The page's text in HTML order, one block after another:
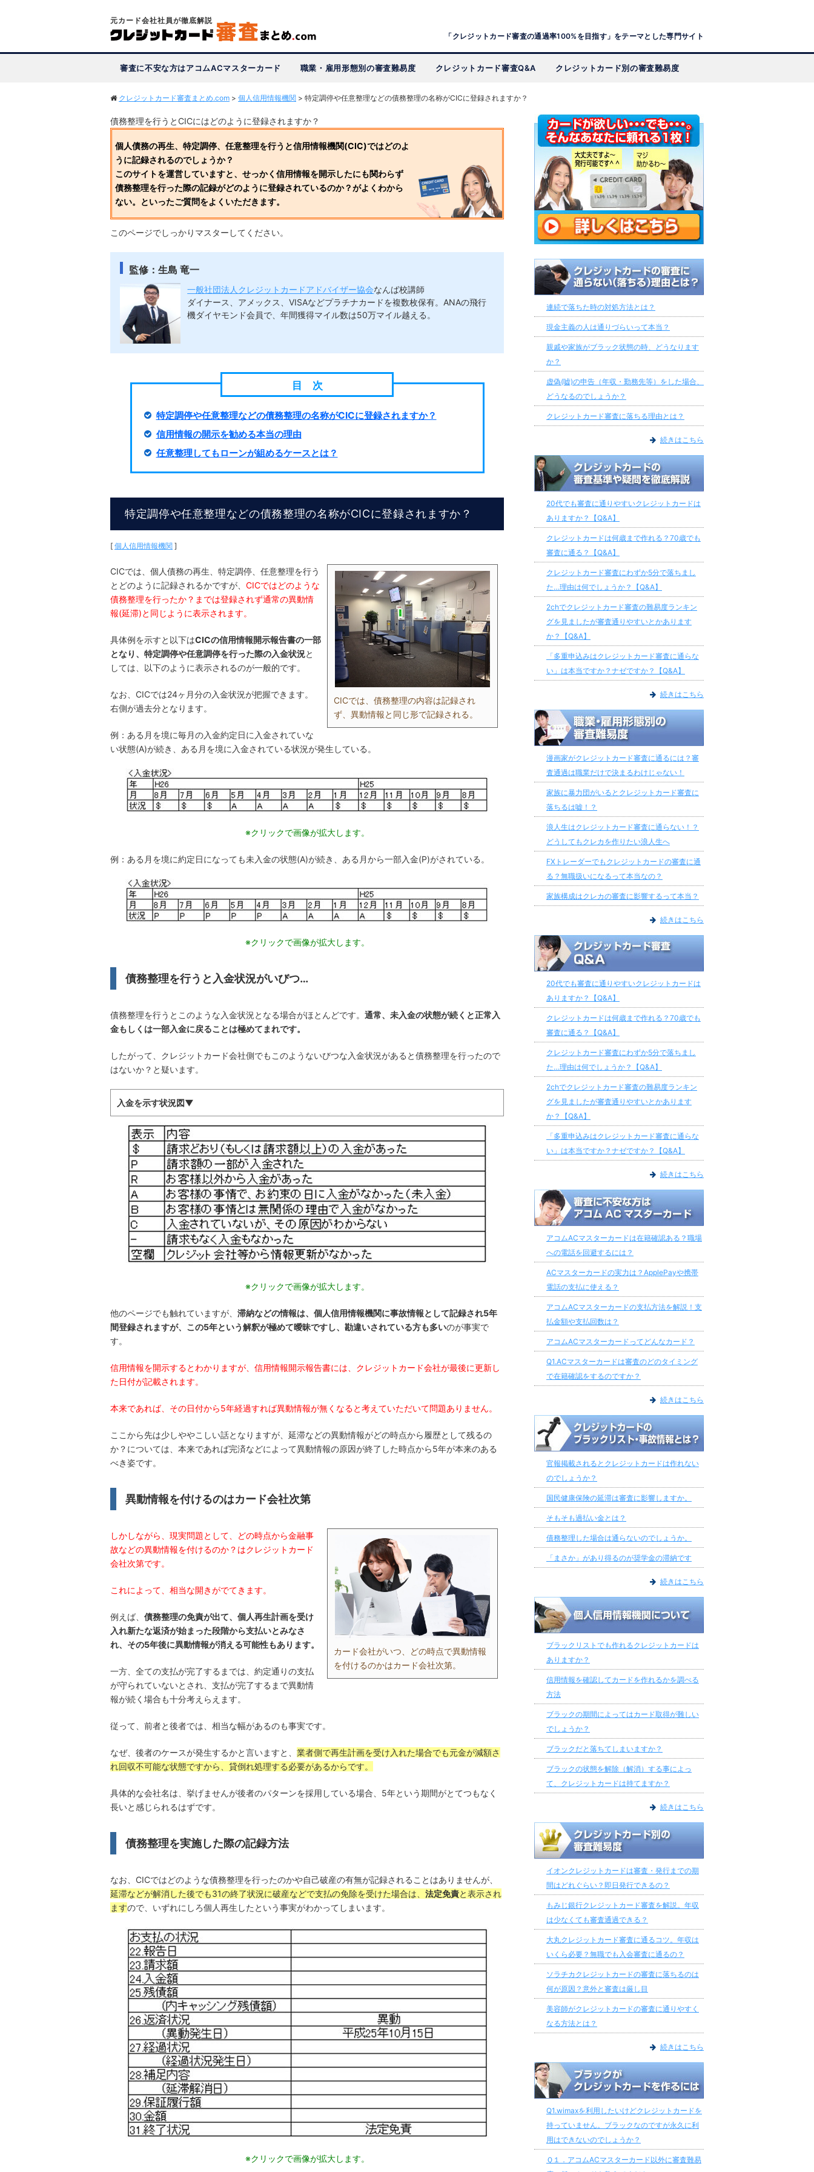
元カード会社社員が徹底解説
「クレジットカード審査の通過率100%を目指す」をテーマとした専門サイト
審査に不安な方はアコムACマスターカード 職業・雇用形態別の審査難易度 クレジットカード審査Q&A クレジットカード別の審査難易度
クレジットカード審査まとめ.com > 個人信用情報機関 > 特定調停や任意整理などの債務整理の名称がCICに登録されますか？
債務整理を行うとCICにはどのように登録されますか？
個人債務の再生、特定調停、任意整理を行うと信用情報機関(CIC)ではどのよ
うに記録されるのでしょうか？
このサイトを運営していますと、せっかく信用情報を開示したにも関わらず
債務整理を行った際の記録がどのように登録されているのか？がよくわから
ない。といったご質問をよくいただきます。
このページでしっかりマスターしてください。
監修：生島 竜一
一般社団法人クレジットカードアドバイザー協会なんば校講師
ダイナース、アメックス、VISAなどプラチナカードを複数枚保有。ANAの飛行
機ダイヤモンド会員で、年間獲得マイル数は50万マイル越える。
特定調停や任意整理などの債務整理の名称がCICに登録されますか？
信用情報の開示を勧める本当の理由
任意整理してもローンが組めるケースとは？
特定調停や任意整理などの債務整理の名称がCICに登録されますか？
[ 個人信用情報機関 ]
CICでは、債務整理の内容は記録され
ず、異動情報と同じ形で記録される。
CICでは、個人債務の再生、特定調停、任意整理を行う
とどのように記録されるかですが、 CICではどのような
債務整理を行ったか？までは登録されず通常の異動情
報(延滞)と同じように表示されます。
具体例を示すと以下はCICの信用情報開示報告書の一部
となり、特定調停や任意調停を行った際の入金状況と
しては、以下のように表示されるのが一般的です。
なお、CICでは24ヶ月分の入金状況が把握できます。
右側が過去分となります。
例：ある月を境に毎月の入金約定日に入金されていな
い状態(A)が続き、ある月を境に入金されている状況が発生している。
※クリックで画像が拡大します。
例：ある月を境に約定日になっても未入金の状態(A)が続き、ある月から一部入金(P)がされている。
※クリックで画像が拡大します。
債務整理を行うと入金状況がいびつ…
債務整理を行うとこのような入金状況となる場合がほとんどです。 通常、未入金の状態が続くと正常入
金もしくは一部入金に戻ることは極めてまれです。
したがって、クレジットカード会社側でもこのようないびつな入金状況があると債務整理を行ったので
はないか？と疑います。
入金を示す状況図▼
※クリックで画像が拡大します。
他のページでも触れていますが、 滞納などの情報は、個人信用情報機関に事故情報として記録され5年
間登録されますが、この5年という解釈が極めて曖昧ですし、勘違いされている方も多いのが事実で
す。
信用情報を開示するとわかりますが、信用情報開示報告書には、クレジットカード会社が最後に更新し
た日付が記載されます。
本来であれば、その日付から5年経過すれば異動情報が無くなると考えていただいて問題ありません。
ここから先は少しややこしい話となりますが、延滞などの異動情報がどの時点から履歴として残るの
か？については、本来であれば完済などによって異動情報の原因が終了した時点から5年が本来のある
べき姿です。
異動情報を付けるのはカード会社次第
カード会社がいつ、どの時点で異動情報
を付けるのかはカード会社次第。
しかしながら、現実問題として、どの時点から金融事
故などの異動情報を付けるのか？はクレジットカード
会社次第です。
これによって、相当な開きがでてきます。
例えば、 債務整理の免責が出て、個人再生計画を受け
入れ新たな返済が始まった段階から支払いとみなさ
れ、その5年後に異動情報が消える可能性もあります。
一方、全ての支払が完了するまでは、約定通りの支払
が守られていないとされ、支払が完了するまで異動情
報が続く場合も十分考えらえます。
従って、前者と後者では、相当な幅があるのも事実です。
なぜ、後者のケースが発生するかと言いますと、 業者側で再生計画を受け入れた場合でも元金が減額さ
れ回収不可能な状態ですから、貸倒れ処理する必要があるからです。
具体的な会社名は、挙げませんが後者のパターンを採用している場合、5年という期間がとてつもなく
長いと感じられるはずです。
債務整理を実施した際の記録方法
なお、CICではどのような債務整理を行ったのかや自己破産の有無が記録されることはありませんが、
延滞などが解消した後でも31の終了状況に破産などで支払の免除を受けた場合は、 法定免責と表示され
ますので、いずれにしろ個人再生したという事実がわかってしまいます。
※クリックで画像が拡大します。
連続で落ちた時の対処方法とは？
現金主義の人は通りづらいって本当？
親戚や家族がブラック状態の時、どうなります
か？
虚偽(嘘)の申告（年収・勤務先等）をした場合、
どうなるのでしょうか？
クレジットカード審査に落ちる理由とは？
続きはこちら
20代でも審査に通りやすいクレジットカードは
ありますか？【Q&A】
クレジットカードは何歳まで作れる？70歳でも
審査に通る？【Q&A】
クレジットカード審査にわずか5分で落ちまし
た…理由は何でしょうか？【Q&A】
2chでクレジットカード審査の難易度ランキン
グを見ましたが審査通りやすいとかあります
か？【Q&A】
「多重申込みはクレジットカード審査に通らな
い」は本当ですか？ナゼですか？【Q&A】
続きはこちら
漫画家がクレジットカード審査に通るには？審
査通過は職業だけで決まるわけじゃない！
家族に暴力団がいるとクレジットカード審査に
落ちるは嘘！？
浪人生はクレジットカード審査に通らない！？
どうしてもクレカを作りたい浪人生へ
FXトレーダーでもクレジットカードの審査に通
る？無職扱いになるって本当なの？
家族構成はクレカの審査に影響するって本当？
続きはこちら
20代でも審査に通りやすいクレジットカードは
ありますか？【Q&A】
クレジットカードは何歳まで作れる？70歳でも
審査に通る？【Q&A】
クレジットカード審査にわずか5分で落ちまし
た…理由は何でしょうか？【Q&A】
2chでクレジットカード審査の難易度ランキン
グを見ましたが審査通りやすいとかあります
か？【Q&A】
「多重申込みはクレジットカード審査に通らな
い」は本当ですか？ナゼですか？【Q&A】
続きはこちら
アコムACマスターカードは在籍確認ある？職場
への電話を回避するには？
ACマスターカードの実力は？ApplePayや携帯
電話の支払に使える？
アコムACマスターカードの支払方法を解説！支
払金額や支払回数は？
アコムACマスターカードってどんなカード？
Q1.ACマスターカードは審査のどのタイミング
で在籍確認をするのですか？
続きはこちら
官報掲載されるとクレジットカードは作れない
のでしょうか？
国民健康保険の延滞は審査に影響しますか。
そもそも過払い金とは？
債務整理した場合は通らないのでしょうか。
「まさか」があり得るのが奨学金の滞納です
続きはこちら
ブラックリストでも作れるクレジットカードは
ありますか？
信用情報を確認してカードを作れるかを調べる
方法
ブラックの期間によってはカード取得が難しい
でしょうか？
ブラックだと落ちてしまいますか？
ブラックの状態を解除（解消）する事によっ
て、クレジットカードは持てますか？
続きはこちら
イオンクレジットカードは審査・発行までの期
間はどれぐらい？即日発行できるの？
もみじ銀行クレジットカード審査を解説。年収
は少なくても審査通過できる？
大丸クレジットカード審査に通るコツ。年収は
いくら必要？無職でも入会審査に通るの？
ソラチカクレジットカードの審査に落ちるのは
何が原因？意外と審査は厳し目
美容師がクレジットカードの審査に通りやすく
なる方法とは？
続きはこちら
Q1.wimaxを利用したいけどクレジットカードを
持っていません。ブラックなのですが永久に利
用はできないのでしょうか？
Ｑ１．アコムACマスターカード以外に審査難易